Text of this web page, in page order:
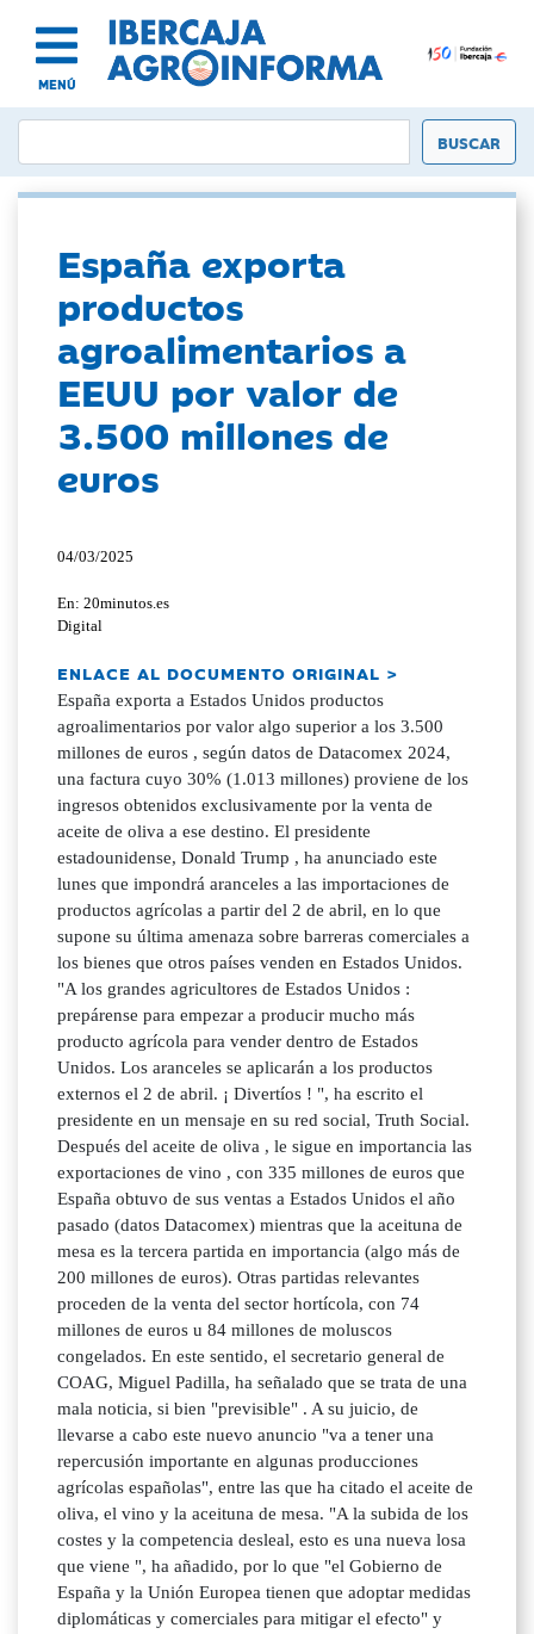
MENÚ
España exporta
productos
agroalimentarios a
EEUU por valor de
3.500 millones de
euros
04/03/2025
En: 20minutos.es
Digital
ENLACE AL DOCUMENTO ORIGINAL >
España exporta a Estados Unidos productos
agroalimentarios por valor algo superior a los 3.500
millones de euros , según datos de Datacomex 2024,
una factura cuyo 30% (1.013 millones) proviene de los
ingresos obtenidos exclusivamente por la venta de
aceite de oliva a ese destino. El presidente
estadounidense, Donald Trump , ha anunciado este
lunes que impondrá aranceles a las importaciones de
productos agrícolas a partir del 2 de abril, en lo que
supone su última amenaza sobre barreras comerciales a
los bienes que otros países venden en Estados Unidos.
"A los grandes agricultores de Estados Unidos :
prepárense para empezar a producir mucho más
producto agrícola para vender dentro de Estados
Unidos. Los aranceles se aplicarán a los productos
externos el 2 de abril. ¡ Divertíos ! ", ha escrito el
presidente en un mensaje en su red social, Truth Social.
Después del aceite de oliva , le sigue en importancia las
exportaciones de vino , con 335 millones de euros que
España obtuvo de sus ventas a Estados Unidos el año
pasado (datos Datacomex) mientras que la aceituna de
mesa es la tercera partida en importancia (algo más de
200 millones de euros). Otras partidas relevantes
proceden de la venta del sector hortícola, con 74
millones de euros u 84 millones de moluscos
congelados. En este sentido, el secretario general de
COAG, Miguel Padilla, ha señalado que se trata de una
mala noticia, si bien "previsible" . A su juicio, de
llevarse a cabo este nuevo anuncio "va a tener una
repercusión importante en algunas producciones
agrícolas españolas", entre las que ha citado el aceite de
oliva, el vino y la aceituna de mesa. "A la subida de los
costes y la competencia desleal, esto es una nueva losa
que viene ", ha añadido, por lo que "el Gobierno de
España y la Unión Europea tienen que adoptar medidas
diplomáticas y comerciales para mitigar el efecto" y